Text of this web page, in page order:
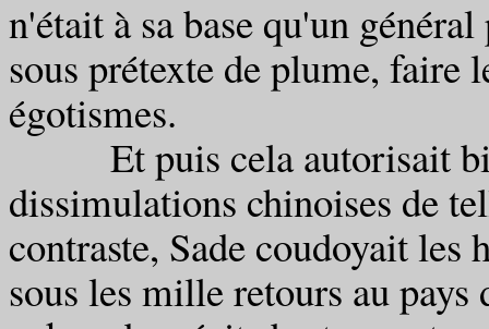
n'était à sa base qu'un
sous prétexte de plume, faire
égotismes.
Et puis cela autorisait
dissimulations chinoises de
contraste, Sade coudoyait les
sous les mille retours au